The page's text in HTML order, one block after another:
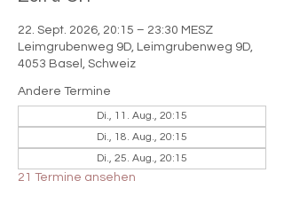
22. Sept. 2026, 20:15 – 23:30 MESZ
Leimgrubenweg 9D, Leimgrubenweg 9D,
4053 Basel, Schweiz
Andere Termine
Di., 11. Aug., 20:15
Di., 18. Aug., 20:15
Di., 25. Aug., 20:15
21 Termine ansehen